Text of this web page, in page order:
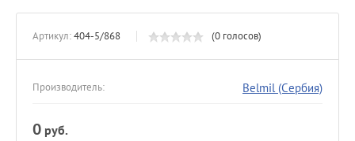
Артикул:404-5/868 (0 голосов)
Производитель: Belmil (Сербия)
0 руб.